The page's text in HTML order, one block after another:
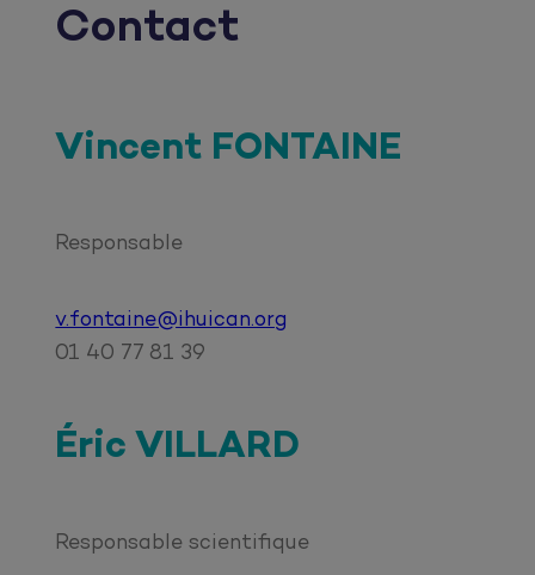
Contact
Vincent FONTAINE
Responsable
v.fontaine@ihuican.org
01 40 77 81 39
Éric VILLARD
Responsable scientifique